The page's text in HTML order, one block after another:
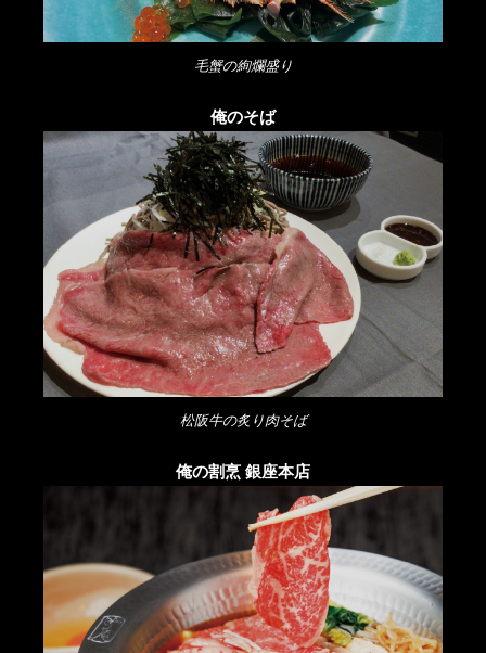
毛蟹の絢爛盛り
俺のそば
松阪牛の炙り肉そば
俺の割烹 銀座本店